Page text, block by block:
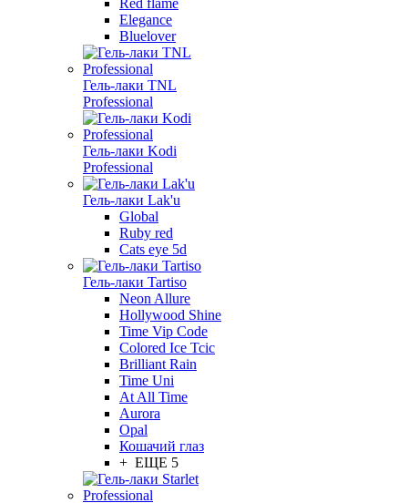
Red flame
Elegance
Bluelover
Гель-лаки TNL
Professional
Гель-лаки Kodi
Professional
Гель-лаки Lak'u
Global
Ruby red
Cats eye 5d
Гель-лаки Tartiso
Neon Allure
Hollywood Shine
Time Vip Code
Colored Ice Tcic
Brilliant Rain
Time Uni
At All Time
Aurora
Opal
Кошачий глаз
+ ЕЩЕ 5